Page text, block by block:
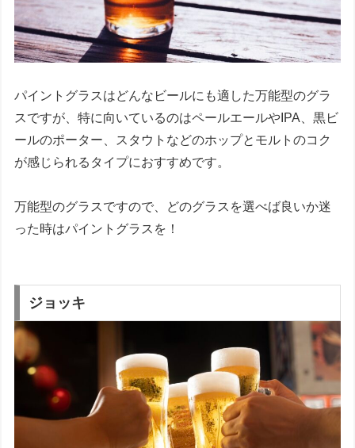
パイントグラスはどんなビールにも適した万能型のグラ
スですが、特に向いているのはペールエールやIPA、黒ビ
ールのポーター、スタウトなどのホップとモルトのコク
が感じられるタイプにおすすめです。
万能型のグラスですので、どのグラスを選べば良いか迷
った時はパイントグラスを！
ジョッキ